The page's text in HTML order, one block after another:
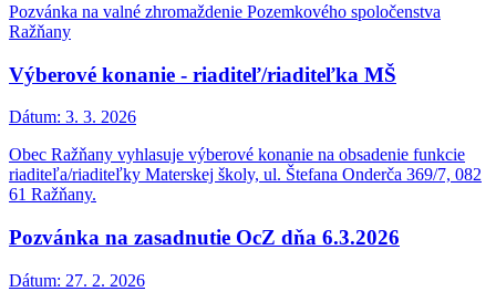
Pozvánka na valné zhromaždenie Pozemkového spoločenstva
Ražňany
Výberové konanie - riaditeľ/riaditeľka MŠ
Dátum: 3. 3. 2026
Obec Ražňany vyhlasuje výberové konanie na obsadenie funkcie
riaditeľa/riaditeľky Materskej školy, ul. Štefana Onderča 369/7, 082
61 Ražňany.
Pozvánka na zasadnutie OcZ dňa 6.3.2026
Dátum: 27. 2. 2026